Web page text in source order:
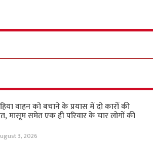
वाहन को बचाने के प्रयास में दो कारों की
मासूम समेत एक ही परिवार के चार लोगों की
3, 2026